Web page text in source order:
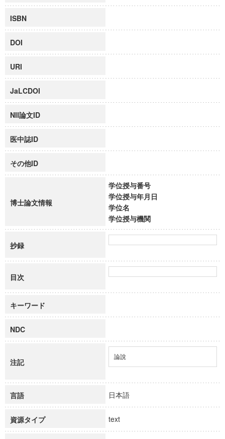
ISBN
DOI
URI
JaLCDOI
NII論文ID
医中誌ID
その他ID
博士論文情報
学位授与番号
学位授与年月日
学位名
学位授与機関
抄録
目次
キーワード
NDC
注記
論說
言語 日本語
資源タイプ text